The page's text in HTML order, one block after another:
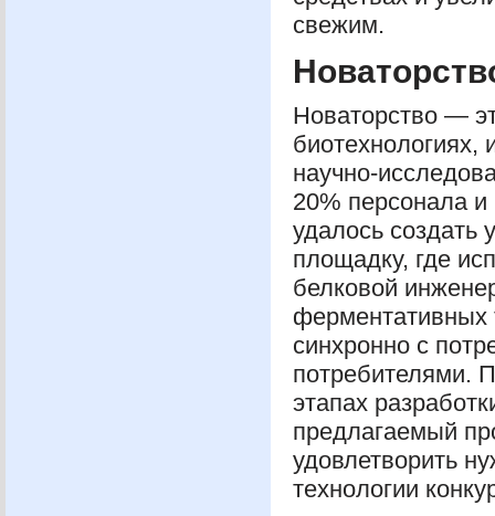
свежим.
Новаторство —
биотехнологиях,
научно-
20% персонала
удалось
площадку, где
белковой
ферментативных
синхронно с
потребителями.
этапах
предлагаемый
удовлетворить
технологии